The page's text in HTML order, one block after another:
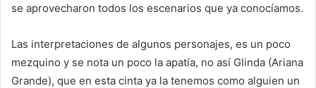
se aprovecharon todos los escenarios que ya conocíamos.
Las interpretaciones de algunos personajes, es un poco
mezquino y se nota un poco la apatía, no así Glinda (Ariana
Grande), que en esta cinta ya la tenemos como alguien un